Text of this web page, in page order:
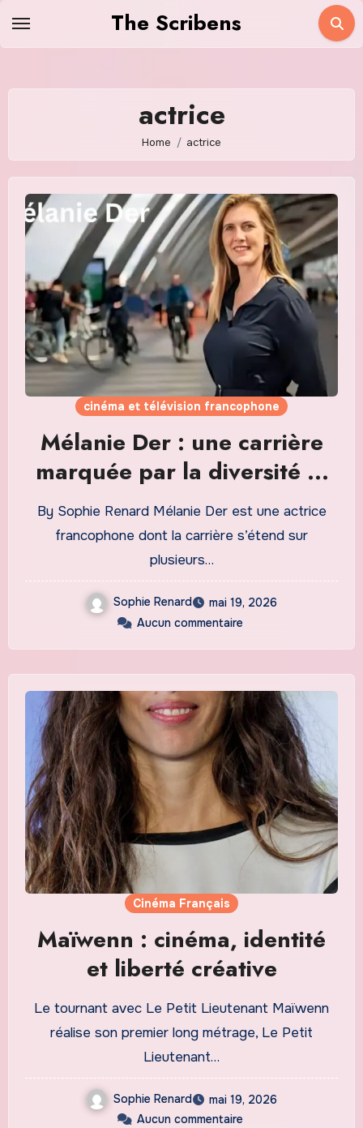
The Scribens
actrice
Home actrice
cinéma et télévision francophone
Mélanie Der : une carrière
marquée par la diversité et
l’engagement
By Sophie Renard Mélanie Der est une actrice
francophone dont la carrière s’étend sur
plusieurs…
Sophie Renard
mai 19, 2026
Aucun commentaire
Cinéma Français
Maïwenn : cinéma, identité
et liberté créative
Le tournant avec Le Petit Lieutenant Maïwenn
réalise son premier long métrage, Le Petit
Lieutenant…
Sophie Renard
mai 19, 2026
Aucun commentaire